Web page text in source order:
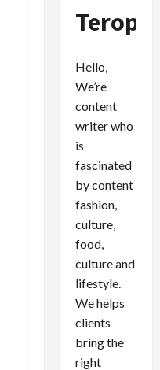
Hello,
We’re
content
writer who
is
fascinated
by content
fashion,
culture,
food,
culture and
lifestyle.
We helps
clients
bring the
right